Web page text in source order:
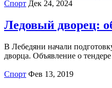
Спорт Дек 24, 2024
Ледовый дворец:
В Лебедяни начали
дворца. Объявление о
Спорт Фев 13, 2019